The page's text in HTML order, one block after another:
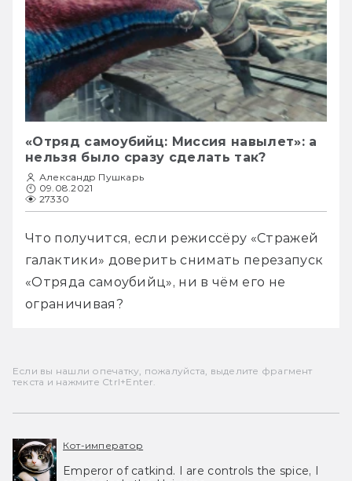
«Отряд самоубийц: Миссия навылет»: а
нельзя было сразу сделать так?
Александр Пушкарь
09.08.2021
27330
Что получится, если режиссёру «Стражей
галактики» доверить снимать перезапуск
«Отряда самоубийц», ни в чём его не
ограничивая?
Если вы нашли опечатку, пожалуйста, выделите фрагмент
текста и нажмите Ctrl+Enter.
Кот-император
Emperor of catkind. I are controls the spice, I